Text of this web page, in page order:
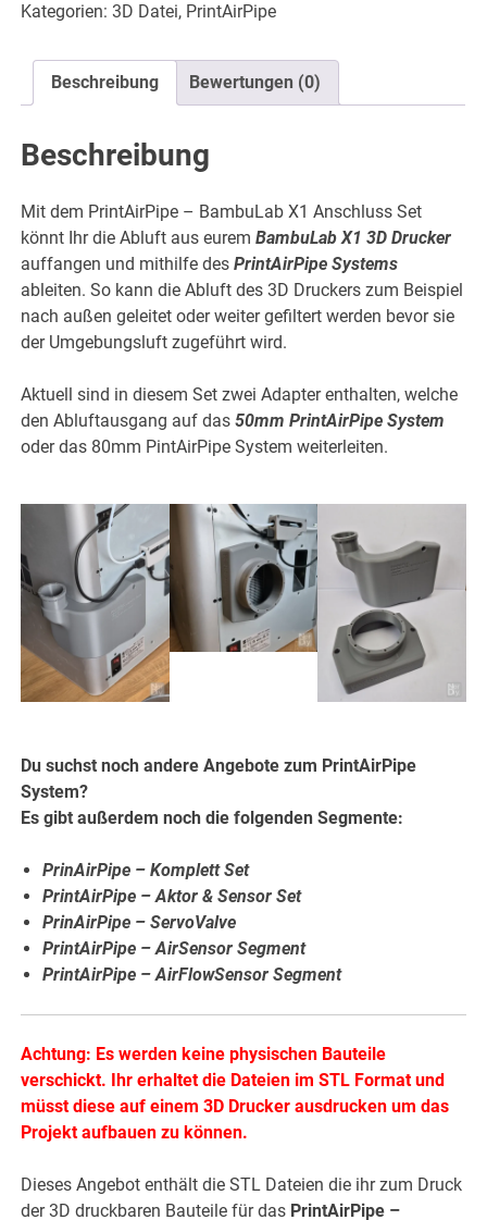
X1
Set
Druckbar
-
Dateien
Menge
Kategorien:3D Datei, PrintAirPipe
Beschreibung Bewertungen (0)
Beschreibung
Mit dem PrintAirPipe – BambuLab X1 Anschluss Set
könnt Ihr die Abluft aus euremBambuLab X1 3D Drucker
auffangen und mithilfe desPrintAirPipe Systems
ableiten. So kann die Abluft des 3D Druckers zum Beispiel
nach außen geleitet oder weiter gefiltert werden bevor sie
der Umgebungsluft zugeführt wird.
Aktuell sind in diesem Set zwei Adapter enthalten, welche
den Abluftausgang auf das50mm PrintAirPipe System
oder das 80mm PintAirPipe System weiterleiten.
Du suchst noch andere Angebote zum PrintAirPipe
System?
Es gibt außerdem noch die folgenden Segmente:
PrinAirPipe – Komplett Set
PrintAirPipe – Aktor & Sensor Set
PrinAirPipe – ServoValve
PrintAirPipe – AirSensor Segment
PrintAirPipe – AirFlowSensor Segment
Achtung: Es werden keine physischen Bauteile
verschickt. Ihr erhaltet die Dateien im STL Format und
müsst diese auf einem 3D Drucker ausdrucken um das
Projekt aufbauen zu können.
Dieses Angebot enthält die STL Dateien die ihr zum Druck
der 3D druckbaren Bauteile für das PrintAirPipe –